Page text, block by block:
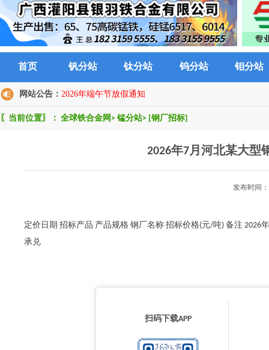
首页 钒分站 钛分站 钨分站 钼分站
网站公告： 2026年端午节放假通知
〖当前位置〗： 全球铁合金网 > 锰分站> [钢厂招标]
2026年7月河北某大型
发布时间
定价日期 招标产品 产品规格 钢厂名称 招标价格(元/吨) 备注 2026
承兑
扫码下载APP